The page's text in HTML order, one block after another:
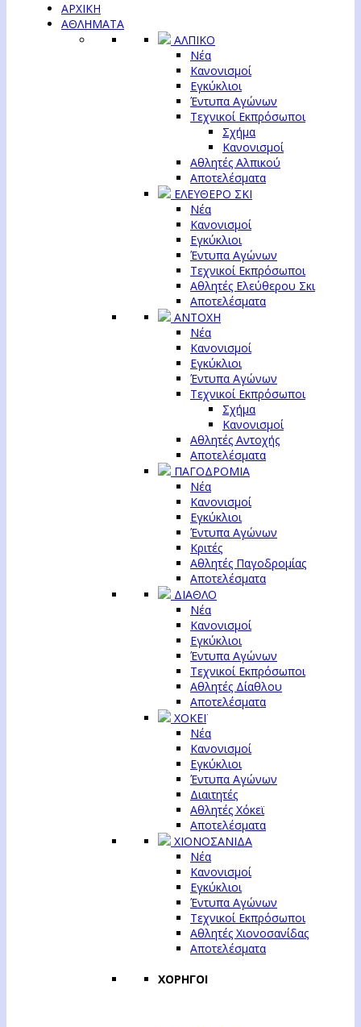
ΑΡΧΙΚΗ
ΑΘΛΗΜΑΤΑ
ΑΛΠΙΚΟ
Νέα
Κανονισμοί
Εγκύκλιοι
Έντυπα Αγώνων
Τεχνικοί Εκπρόσωποι
Σχήμα
Κανονισμοί
Αθλητές Αλπικού
Αποτελέσματα
ΕΛΕΥΘΕΡΟ ΣΚΙ
Νέα
Κανονισμοί
Εγκύκλιοι
Έντυπα Αγώνων
Τεχνικοί Εκπρόσωποι
Αθλητές Ελεύθερου Σκι
Αποτελέσματα
ΑΝΤΟΧΗ
Νέα
Κανονισμοί
Εγκύκλιοι
Έντυπα Αγώνων
Τεχνικοί Εκπρόσωποι
Σχήμα
Κανονισμοί
Αθλητές Αντοχής
Αποτελέσματα
ΠΑΓΟΔΡΟΜΙΑ
Νέα
Κανονισμοί
Εγκύκλιοι
Έντυπα Αγώνων
Κριτές
Αθλητές Παγοδρομίας
Αποτελέσματα
ΔΙΑΘΛΟ
Νέα
Κανονισμοί
Εγκύκλιοι
Έντυπα Αγώνων
Τεχνικοί Εκπρόσωποι
Αθλητές Δίαθλου
Αποτελέσματα
ΧΟΚΕΪ
Νέα
Κανονισμοί
Εγκύκλιοι
Έντυπα Αγώνων
Διαιτητές
Αθλητές Χόκεϊ
Αποτελέσματα
ΧΙΟΝΟΣΑΝΙΔΑ
Νέα
Κανονισμοί
Εγκύκλιοι
Έντυπα Αγώνων
Τεχνικοί Εκπρόσωποι
Αθλητές Χιονοσανίδας
Αποτελέσματα
ΧΟΡΗΓΟΙ